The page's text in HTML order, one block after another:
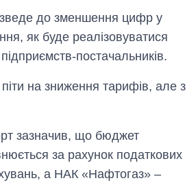
до зменшення цифр у
як буде реалізовуватися
постачальників.
на зниження тарифів, але з
зазначив, що бюджет
за рахунок податкових
а НАК «Нафтогаз» –
Як змінився
років війни з
росією